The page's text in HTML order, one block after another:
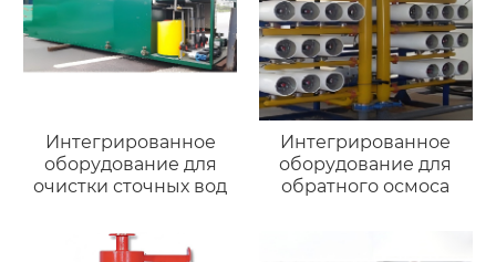
Интегрированное
оборудование для
очистки сточных вод
Интегрированное
оборудование для
обратного осмоса